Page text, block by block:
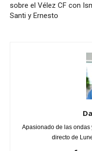
sobre el Vélez CF con
Santi y Ernesto
Apasionado de las ondas
directo de